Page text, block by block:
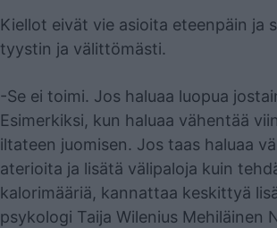
Kiellot eivät vie asioita eteenpäin ja
tyystin ja välittömästi.
-Se ei toimi. Jos haluaa luopua
Esimerkiksi, kun haluaa vähentää
iltateen juomisen. Jos taas haluaa
aterioita ja lisätä välipaloja kuin
kalorimääriä, kannattaa keskittyä
psykologi Taija Wilenius Mehiläinen